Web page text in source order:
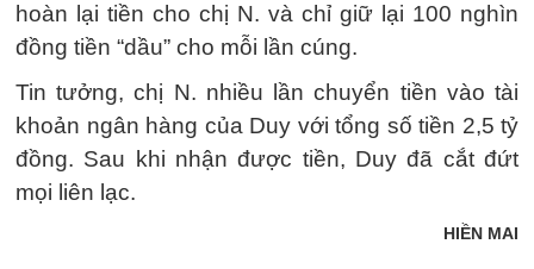
hoàn lại tiền cho chị N. và chỉ giữ lại 100 nghìn
đồng tiền “dầu” cho mỗi lần cúng.
Tin tưởng, chị N. nhiều lần chuyển tiền vào tài
khoản ngân hàng của Duy với tổng số tiền 2,5 tỷ
đồng. Sau khi nhận được tiền, Duy đã cắt đứt
mọi liên lạc.
HIỀN MAI